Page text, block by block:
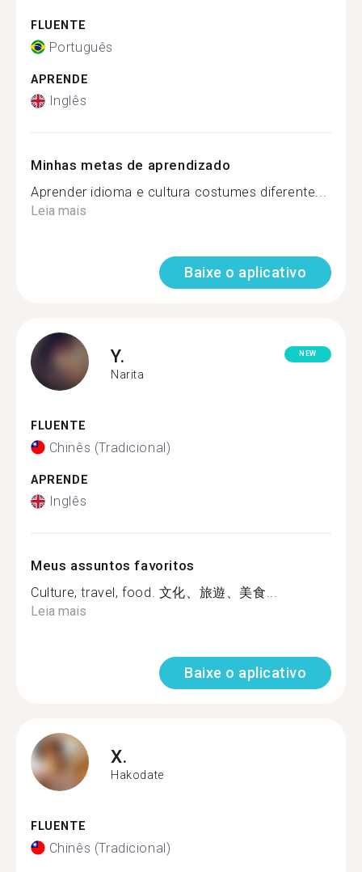
FLUENTE
Português
APRENDE
Inglês
Minhas metas de aprendizado
Aprender idioma e cultura costumes diferente...
Leia mais
Baixe o aplicativo
Y.
Narita
NEW
FLUENTE
Chinês (Tradicional)
APRENDE
Inglês
Meus assuntos favoritos
Culture, travel, food. 文化、旅遊、美食...
Leia mais
Baixe o aplicativo
X.
Hakodate
FLUENTE
Chinês (Tradicional)